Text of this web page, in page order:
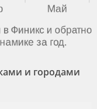
и городами